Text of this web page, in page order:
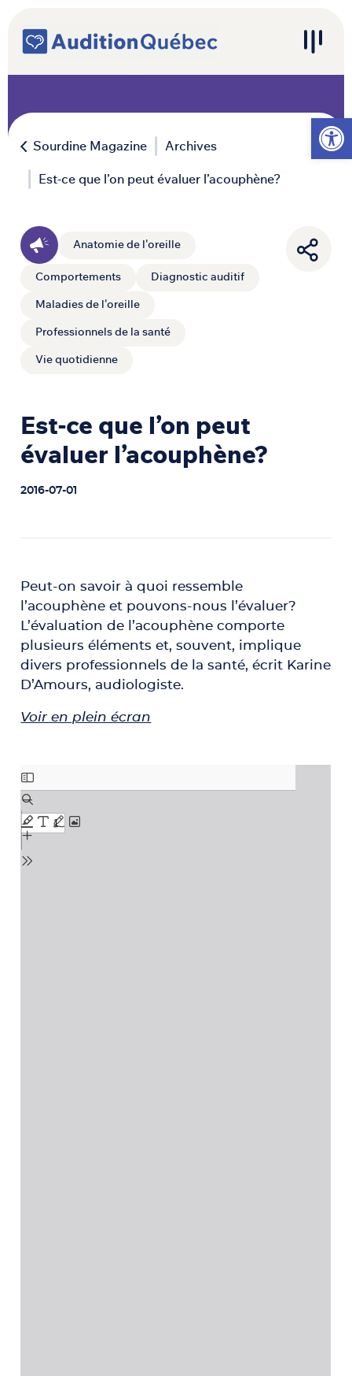
Ouvrir
Navigation principale
Sourdine Magazine Archives
Est-ce que l’on peut évaluer l’acouphène?
Anatomie de l'oreille
Comportements Diagnostic auditif
Maladies de l'oreille
Professionnels de la santé
Vie quotidienne
Est-ce que l’on peut
évaluer l’acouphène?
2016-07-01
Peut-on savoir à quoi ressemble
l’acouphène et pouvons-nous l’évaluer?
L’évaluation de l’acouphène comporte
plusieurs éléments et, souvent, implique
divers professionnels de la santé, écrit Karine
D’Amours, audiologiste.
Voir en plein écran